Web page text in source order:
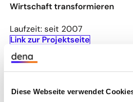
Diese Webseite verwendet
Wirtschaft transformieren
Laufzeit: seit 2007
Link zur Projektseite
Jetzt bewerben für den dena